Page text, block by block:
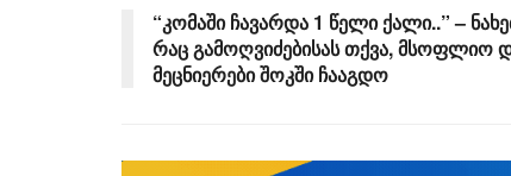
“კომაში ჩავარდა 1 წელი ქალი..” –
რაც გამოღვიძებისას თქვა, მსოფლიო
მეცნიერები შოკში ჩააგდო